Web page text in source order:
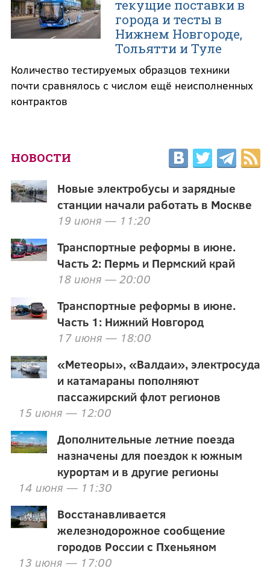
текущие поставки в
города и тесты в
Нижнем Новгороде,
Тольятти и Туле
Количество тестируемых образцов техники
почти сравнялось с числом ещё неисполненных
контрактов
НОВОСТИ
Новые электробусы и зарядные
станции начали работать в Москве
19 июня — 11:20
Транспортные реформы в июне.
Часть 2: Пермь и Пермский край
18 июня — 20:00
Транспортные реформы в июне.
Часть 1: Нижний Новгород
17 июня — 18:00
«Метеоры», «Валдаи», электросуда
и катамараны пополняют
пассажирский флот регионов
15 июня — 12:00
Дополнительные летние поезда
назначены для поездок к южным
курортам и в другие регионы
14 июня — 11:30
Восстанавливается
железнодорожное сообщение
городов России с Пхеньяном
13 июня — 17:00